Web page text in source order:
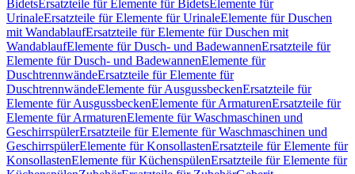
BidetsErsatzteile für Elemente für BidetsElemente für
UrinaleErsatzteile für Elemente für UrinaleElemente für Duschen
mit WandablaufErsatzteile für Elemente für Duschen mit
WandablaufElemente für Dusch- und BadewannenErsatzteile für
Elemente für Dusch- und BadewannenElemente für
DuschtrennwändeErsatzteile für Elemente für
DuschtrennwändeElemente für AusgussbeckenErsatzteile für
Elemente für AusgussbeckenElemente für ArmaturenErsatzteile für
Elemente für ArmaturenElemente für Waschmaschinen und
GeschirrspülerErsatzteile für Elemente für Waschmaschinen und
GeschirrspülerElemente für KonsollastenErsatzteile für Elemente für
KonsollastenElemente für KüchenspülenErsatzteile für Elemente für